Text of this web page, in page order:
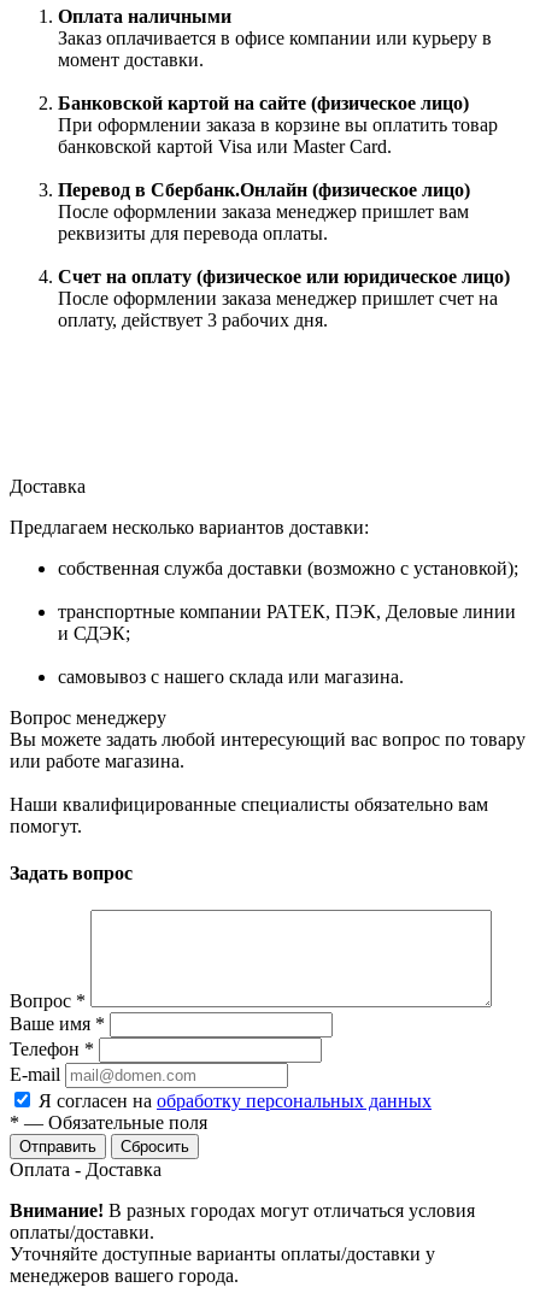
Оплата наличными
Заказ оплачивается в офисе компании или курьеру в
момент доставки.
Банковской картой на сайте (физическое лицо)
При оформлении заказа в корзине вы оплатить товар
банковской картой Visa или Master Card.
Перевод в Сбербанк.Онлайн (физическое лицо)
После оформлении заказа менеджер пришлет вам
реквизиты для перевода оплаты.
Счет на оплату (физическое или юридическое лицо)
После оформлении заказа менеджер пришлет счет на
оплату, действует 3 рабочих дня.
Доставка
Предлагаем несколько вариантов доставки:
собственная служба доставки (возможно с установкой);
транспортные компании РАТЕК, ПЭК, Деловые линии
и СДЭК;
самовывоз с нашего склада или магазина.
Вопрос менеджеру
Вы можете задать любой интересующий вас вопрос по товару
или работе магазина.
Наши квалифицированные специалисты обязательно вам
помогут.
Задать вопрос
Вопрос *
Ваше имя *
Телефон *
E-mail
Я согласен на обработку персональных данных
* — Обязательные поля
Сбросить
Оплата - Доставка
Внимание! В разных городах могут отличаться условия
оплаты/доставки.
Уточняйте доступные варианты оплаты/доставки у
менеджеров вашего города.